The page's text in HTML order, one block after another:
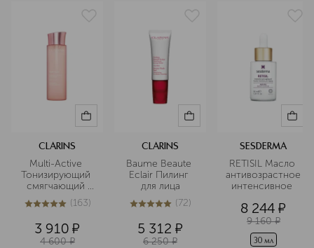
CHOLATE SODIUM HYALURONATE SODIUM HYDROXIDE
SODIUM LAUROYL LACTYLATE TEPRENONE
TOCOPHEROL TRIPEPTIDE-32 TRITICUM VULGARE
GERM EXTRACT XANTHAN GUM
CLARINS
Multi-Active
Тонизирующий
смягчающий
флюид
5из 5163 (163)
3 910 ¤
4 600 ¤
CLARINS
Baume Beaute
Eclair Пилинг
для лица
5из 572 (72)
5 312 ¤
6 250 ¤
SESDERMA
RETISIL Масло
антивозрастное
8 244 ¤
9 160 ¤
30 мл